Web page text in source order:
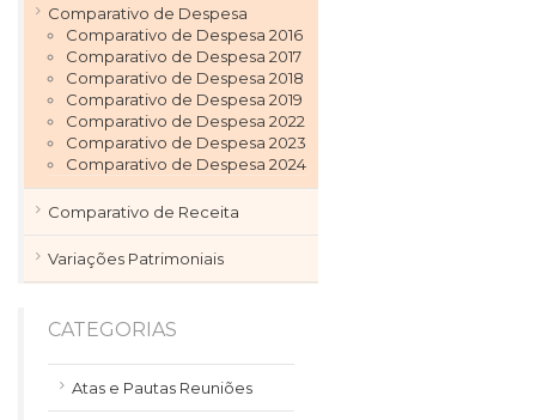
Comparativo de Despesa
Comparativo de Despesa 2016
Comparativo de Despesa 2017
Comparativo de Despesa 2018
Comparativo de Despesa 2019
Comparativo de Despesa 2022
Comparativo de Despesa 2023
Comparativo de Despesa 2024
Comparativo de Receita
Variações Patrimoniais
CATEGORIAS
Atas e Pautas Reuniões